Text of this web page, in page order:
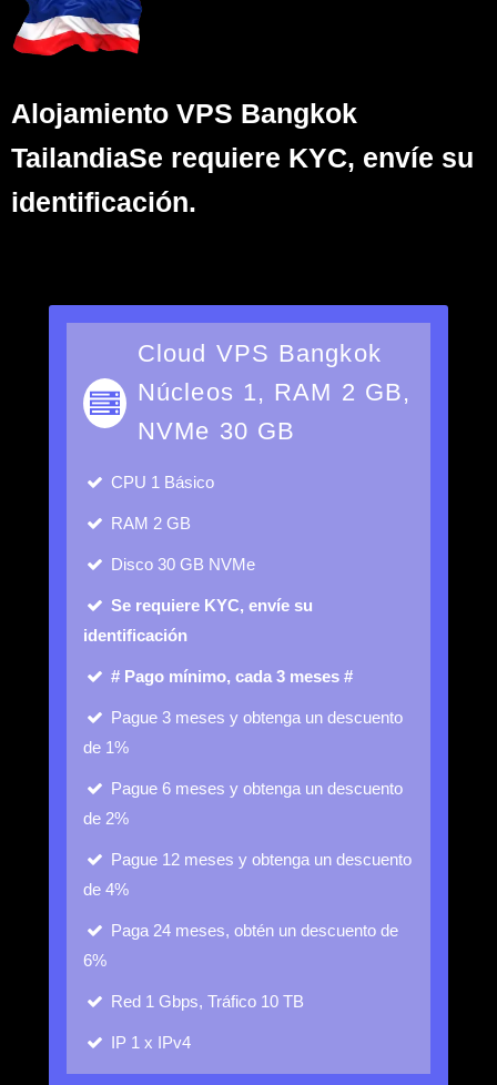
Alojamiento VPS Bangkok
TailandiaSe requiere KYC, envíe su
identificación.
Cloud VPS Bangkok
Núcleos 1, RAM 2 GB,
NVMe 30 GB
CPU 1 Básico
RAM 2 GB
Disco 30 GB NVMe
Se requiere KYC, envíe su
identificación
# Pago mínimo, cada 3 meses #
Pague 3 meses y obtenga un descuento
de 1%
Pague 6 meses y obtenga un descuento
de 2%
Pague 12 meses y obtenga un descuento
de 4%
Paga 24 meses, obtén un descuento de
6%
Red 1 Gbps, Tráfico 10 TB
IP 1 x IPv4